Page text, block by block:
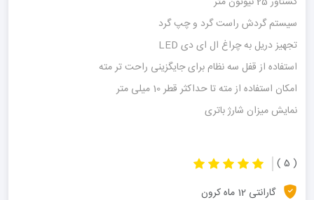
سیستم گردش راست گرد و چپ گرد
تجهیز دریل به چراغ ال ای دی LED
استفاده از قفل سه نظام برای جایگزینی راحت تر مته
امکان استفاده از مته تا حداکثر قطر 10 میلی متر
نمایش میزان شارژ باتری
( 5 )
گارانتی 12 ماه کرون